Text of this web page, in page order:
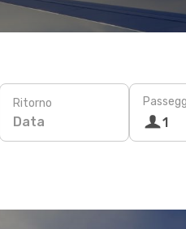
Ritorno
Data 1